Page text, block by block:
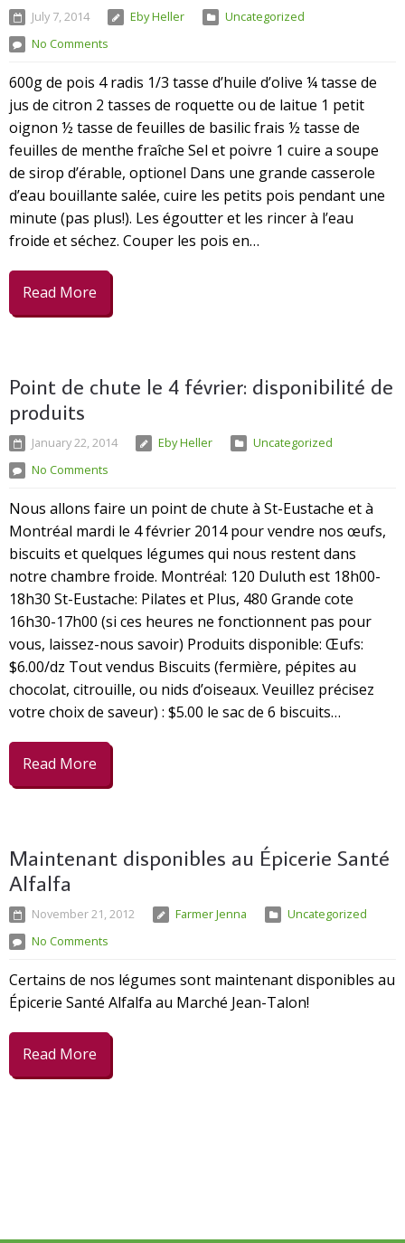
July 7, 2014 Eby Heller
Uncategorized
No Comments
600g de pois 4 radis 1/3 tasse d’huile d’olive ¼ tasse de
jus de citron 2 tasses de roquette ou de laitue 1 petit
oignon ½ tasse de feuilles de basilic frais ½ tasse de
feuilles de menthe fraîche Sel et poivre 1 cuire a soupe
de sirop d’érable, optionel Dans une grande casserole
d’eau bouillante salée, cuire les petits pois pendant une
minute (pas plus!). Les égoutter et les rincer à l’eau
froide et séchez. Couper les pois en…
Read More
Point de chute le 4 février: disponibilité de
produits
January 22, 2014 Eby Heller
Uncategorized
No Comments
Nous allons faire un point de chute à St-Eustache et à
Montréal mardi le 4 février 2014 pour vendre nos œufs,
biscuits et quelques légumes qui nous restent dans
notre chambre froide. Montréal: 120 Duluth est 18h00-
18h30 St-Eustache: Pilates et Plus, 480 Grande cote
16h30-17h00 (si ces heures ne fonctionnent pas pour
vous, laissez-nous savoir) Produits disponible: Œufs:
$6.00/dz Tout vendus Biscuits (fermière, pépites au
chocolat, citrouille, ou nids d’oiseaux. Veuillez précisez
votre choix de saveur) : $5.00 le sac de 6 biscuits…
Read More
Maintenant disponibles au Épicerie Santé
Alfalfa
November 21, 2012 Farmer Jenna
Uncategorized
No Comments
Certains de nos légumes sont maintenant disponibles au
Épicerie Santé Alfalfa au Marché Jean-Talon!
Read More